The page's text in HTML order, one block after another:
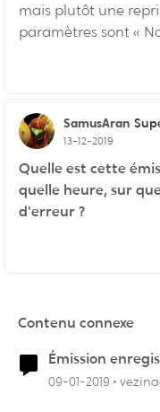
mais plutôt une
paramètres sont «
SamusAran
13-12-2019
Quelle est cette
quelle heure, sur
d'erreur ?
Contenu connexe
Émission
09-01-2019